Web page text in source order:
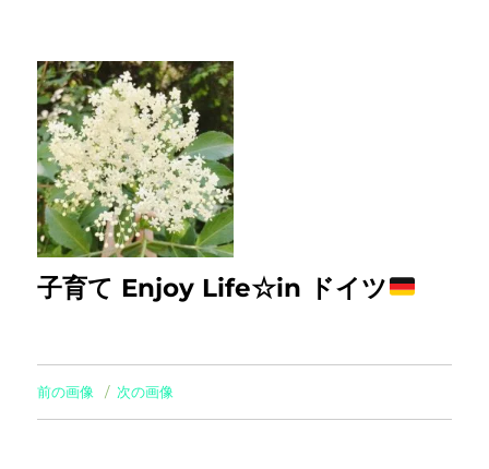
子育て Enjoy Life☆in ドイツ
前の画像 次の画像